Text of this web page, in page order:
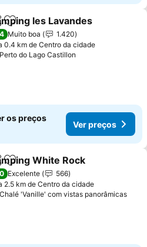
Adicionar aos favoritos
les Lavandes
Muito boa
1.420
0.4 km de Centro da cidade
Perto do Lago Castillon
os preços
Ver preços
Adicionar aos favoritos
White Rock
Excelente
566
2.5 km de Centro da cidade
Chalé 'Vanille' com vistas panorâmicasVer